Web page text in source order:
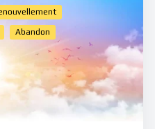
Abandon